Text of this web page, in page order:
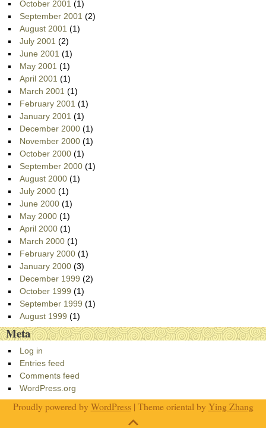
October 2001 (1)
September 2001 (2)
August 2001 (1)
July 2001 (2)
June 2001 (1)
May 2001 (1)
April 2001 (1)
March 2001 (1)
February 2001 (1)
January 2001 (1)
December 2000 (1)
November 2000 (1)
October 2000 (1)
September 2000 (1)
August 2000 (1)
July 2000 (1)
June 2000 (1)
May 2000 (1)
April 2000 (1)
March 2000 (1)
February 2000 (1)
January 2000 (3)
December 1999 (2)
October 1999 (1)
September 1999 (1)
August 1999 (1)
Meta
Log in
Entries feed
Comments feed
WordPress.org
Proudly powered by WordPress| Theme oriental by Ying Zhang